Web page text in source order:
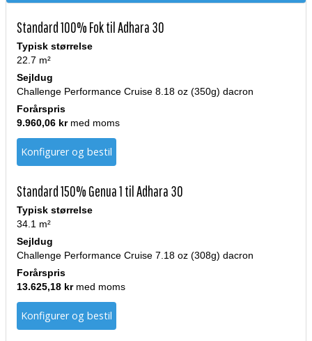
Standard 100% Fok til Adhara 30
Typisk størrelse
22.7 m²
Sejldug
Challenge Performance Cruise 8.18 oz (350g) dacron
Forårspris
9.960,06 krmed moms
Konfigurer og bestil
Standard 150% Genua 1 til Adhara 30
Typisk størrelse
34.1 m²
Sejldug
Challenge Performance Cruise 7.18 oz (308g) dacron
Forårspris
13.625,18 krmed moms
Konfigurer og bestil